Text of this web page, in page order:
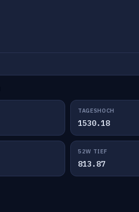
TAGESHOCH
1530.18
52W TIEF
813.87